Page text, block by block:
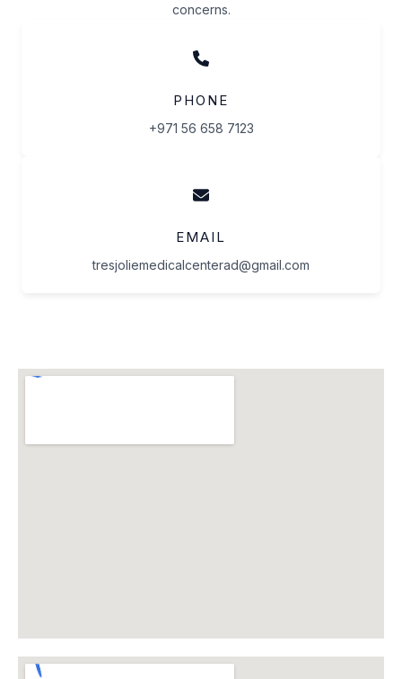
concerns.
PHONE
+971 56 658 7123
EMAIL
tresjoliemedicalcenterad@gmail.com